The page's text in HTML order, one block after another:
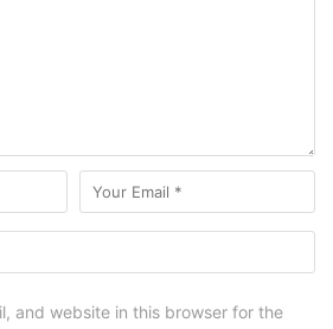
and website in this browser for the